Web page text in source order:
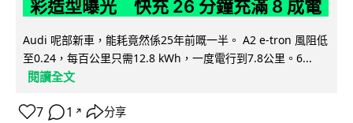
彩造型曝光 快充 26 分鐘充滿 8 成電
Audi 呢部新車，能耗竟然係25年前嘅一半。 A2 e-tron 風阻低
至0.24，每百公里只需12.8 kWh，一度電行到7.8公里。6...
閱讀全文
7 1 ↗ 分享